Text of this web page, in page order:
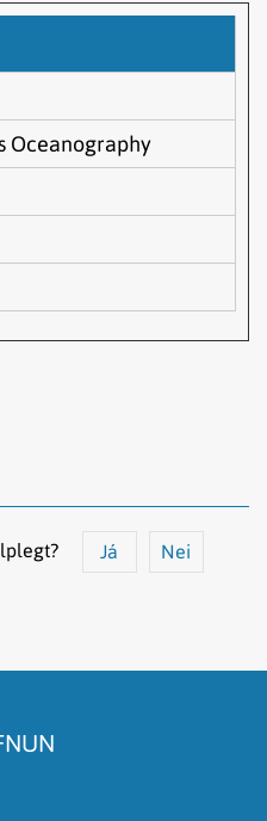
Oceanography
Já Nei
of flókið